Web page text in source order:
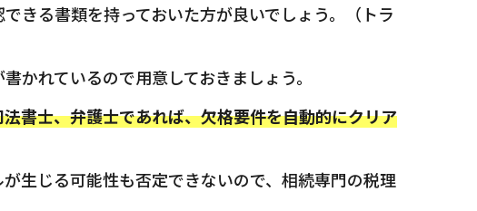
きる書類を持っておいた方が良いでしょう。（トラ
かれているので用意しておきましょう。
書士、弁護士であれば、欠格要件を自動的にクリア
生じる可能性も否定できないので、相続専門の税理